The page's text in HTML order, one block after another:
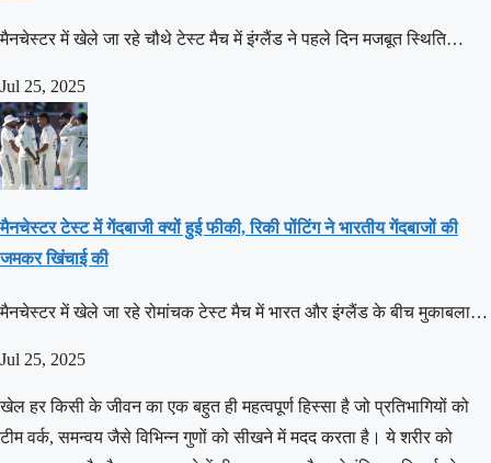
मैनचेस्टर में खेले जा रहे चौथे टेस्ट मैच में इंग्लैंड ने पहले दिन मजबूत स्थिति…
Jul 25, 2025
मैनचेस्टर टेस्ट में गेंदबाजी क्यों हुई फीकी, रिकी पोंटिंग ने भारतीय गेंदबाजों की
जमकर खिंचाई की
मैनचेस्टर में खेले जा रहे रोमांचक टेस्ट मैच में भारत और इंग्लैंड के बीच मुकाबला…
Jul 25, 2025
खेल हर किसी के जीवन का एक बहुत ही महत्वपूर्ण हिस्सा है जो प्रतिभागियों को
टीम वर्क, समन्वय जैसे विभिन्न गुणों को सीखने में मदद करता है। ये शरीर को